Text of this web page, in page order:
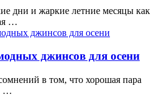
дни и жаркие летние месяцы как
…
джинсов для осени
в том, что хорошая пара
…